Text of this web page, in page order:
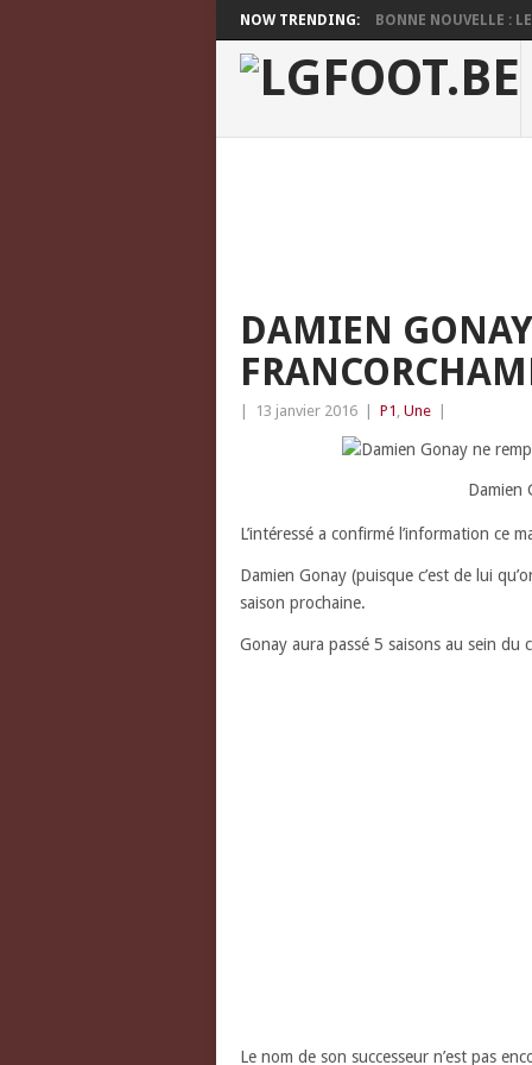
NOW TRENDING: BONNE NOUVELLE :
DAMIEN
13 janvier 2016 P1 , Une
Damien
L’intéressé a confirmé l’information ce
Damien Gonay (puisque c’est de lui
saison prochaine.
Gonay aura passé 5 saisons au sein du
Le nom de son successeur n’est pas